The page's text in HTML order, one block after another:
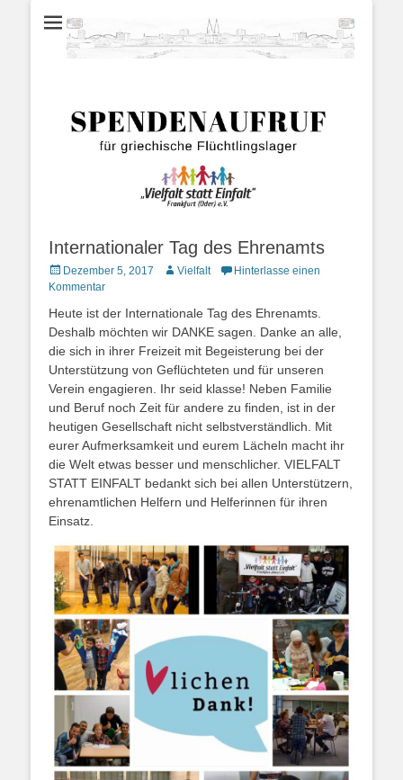
Vielfalt statt
Flüchtlingshilfe;
Sprachunterricht
für ein freundliches Frankfurt/Oder
Internationaler Tag des Ehrenamts
Posted
on
Dezember 5, 2017 AutorVielfalt
Hinterlasse einen
Kommentar
Heute ist der Internationale Tag des Ehrenamts.
Deshalb möchten wir DANKE sagen. Danke an alle,
die sich in ihrer Freizeit mit Begeisterung bei der
Unterstützung von Geflüchteten und für unseren
Verein engagieren. Ihr seid klasse! Neben Familie
und Beruf noch Zeit für andere zu finden, ist in der
heutigen Gesellschaft nicht selbstverständlich. Mit
eurer Aufmerksamkeit und eurem Lächeln macht ihr
die Welt etwas besser und menschlicher. VIELFALT
STATT EINFALT bedankt sich bei allen Unterstützern,
ehrenamtlichen Helfern und Helferinnen für ihren
Einsatz.